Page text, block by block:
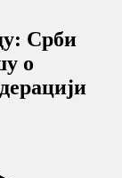
Срби
о